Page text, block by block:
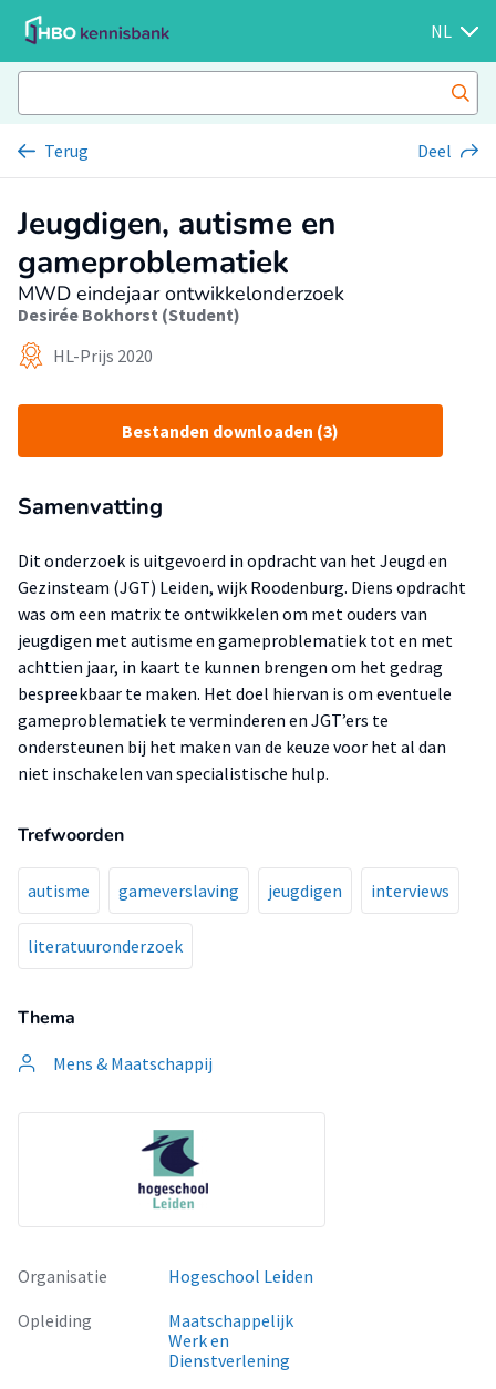
NL
Terug Deel
Jeugdigen, autisme en
gameproblematiek
MWD eindejaar ontwikkelonderzoek
Desirée Bokhorst (Student)
Bestanden downloaden (3)
HL-Prijs 2020
Samenvatting
Dit onderzoek is uitgevoerd in opdracht van het Jeugd en
Gezinsteam (JGT) Leiden, wijk Roodenburg. Diens opdracht
was om een matrix te ontwikkelen om met ouders van
jeugdigen met autisme en gameproblematiek tot en met
achttien jaar, in kaart te kunnen brengen om het gedrag
bespreekbaar te maken. Het doel hiervan is om eventuele
gameproblematiek te verminderen en JGT’ers te
ondersteunen bij het maken van de keuze voor het al dan
niet inschakelen van specialistische hulp.
Trefwoorden
autisme gameverslaving jeugdigen interviews
literatuuronderzoek
Thema
Mens & Maatschappij
Organisatie
Hogeschool Leiden
Opleiding
Maatschappelijk
Werk en
Dienstverlening